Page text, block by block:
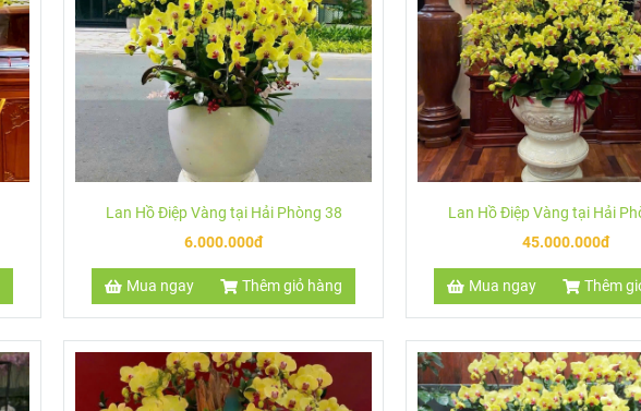
Lan Hồ Điệp Vàng tại Hải Phòng 38
6.000.000đ
Mua ngay Thêm giỏ hàng
Lan Hồ Điệp Vàng tại Hải
45.000.000đ
Mua ngay Thêm